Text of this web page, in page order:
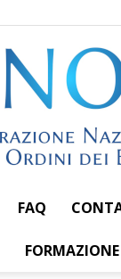
Federazione
FAQ
FORMAZIONE